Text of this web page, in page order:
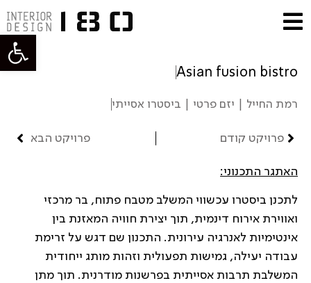
פתח
Asian fusion bistro
רמת החייל | יזם פרטי | ביסטרו אסייתי
פרויקט קודם פרויקט הבא
האתגר התכנוני:
לתכנן ביסטרו עכשווי המשלב מטבח פתוח, בר מרכזי
ואווירת אירוח דינמית, תוך יצירת חוויה המאזנת בין
אינטימיות לאנרגיה עירונית. התכנון שם דגש על זרימת
עבודה יעילה, גמישות תפעולית וזהות מותג ייחודית
המשלבת תרבות אסייתית בפרשנות מודרנית. תוך מתן